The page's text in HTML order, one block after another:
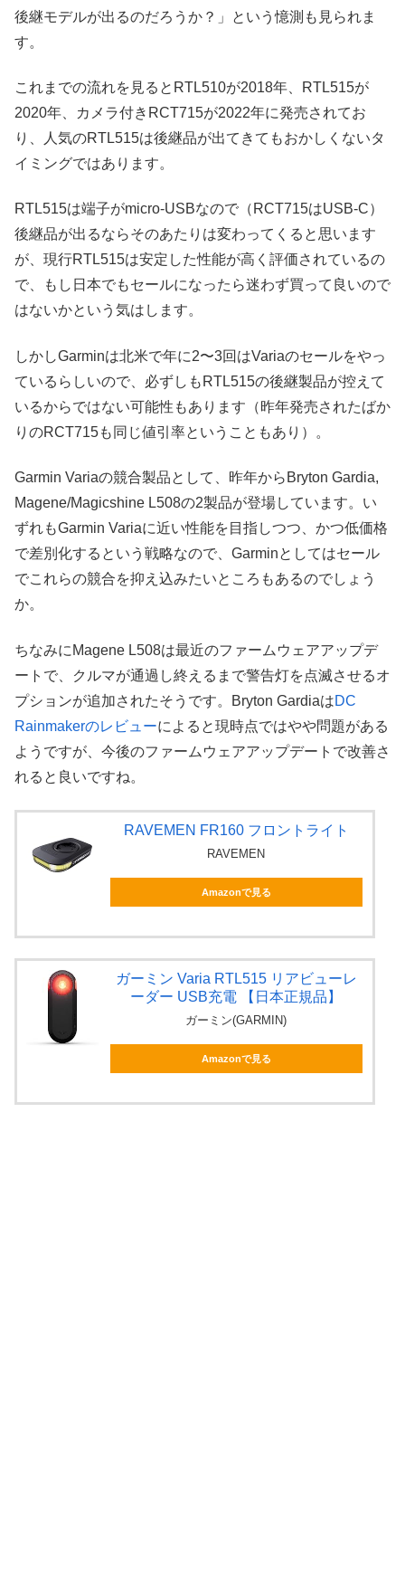
後継モデルが出るのだろうか？」という憶測も見られま
す。
これまでの流れを見るとRTL510が2018年、RTL515が
2020年、カメラ付きRCT715が2022年に発売されてお
り、人気のRTL515は後継品が出てきてもおかしくないタ
イミングではあります。
RTL515は端子がmicro-USBなので（RCT715はUSB-C）
後継品が出るならそのあたりは変わってくると思います
が、現行RTL515は安定した性能が高く評価されているの
で、もし日本でもセールになったら迷わず買って良いので
はないかという気はします。
しかしGarminは北米で年に2〜3回はVariaのセールをやっ
ているらしいので、必ずしもRTL515の後継製品が控えて
いるからではない可能性もあります（昨年発売されたばか
りのRCT715も同じ値引率ということもあり）。
Garmin Variaの競合製品として、昨年からBryton Gardia,
Magene/Magicshine L508の2製品が登場しています。い
ずれもGarmin Variaに近い性能を目指しつつ、かつ低価格
で差別化するという戦略なので、Garminとしてはセール
でこれらの競合を抑え込みたいところもあるのでしょう
か。
ちなみにMagene L508は最近のファームウェアアップデ
ートで、クルマが通過し終えるまで警告灯を点滅させるオ
プションが追加されたそうです。Bryton GardiaはDC
Rainmakerのレビューによると現時点ではやや問題がある
ようですが、今後のファームウェアアップデートで改善さ
れると良いですね。
RAVEMEN FR160 フロントライト
RAVEMEN
Amazonで見る
ガーミン Varia RTL515 リアビューレ
ーダー USB充電 【日本正規品】
ガーミン(GARMIN)
Amazonで見る